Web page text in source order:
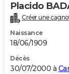
Placido
Créer une
Naissance
18/06/1909
Décès
30/07/2000 à